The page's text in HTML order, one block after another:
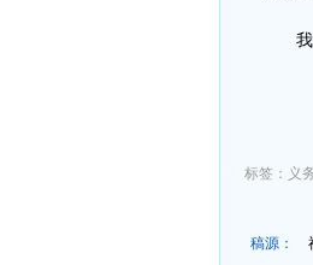
我省
标签：义
稿源：